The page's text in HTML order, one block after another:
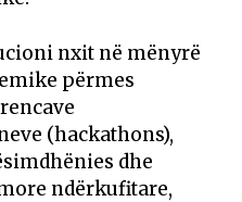
nxit në mënyrë
përmes
(hackathons),
dhe
ndërkufitare,